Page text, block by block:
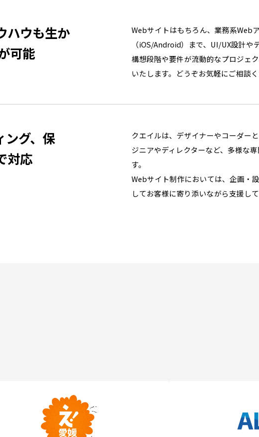
ハウも生か
可能
Webサイトはもちろん、業務系Web
（iOS/Android）まで、UI/UX設計や
構想段階や要件が流動的なプロジェ
いたします。どうぞお気軽にご相談く
ング、保
対応
クエイルは、デザイナーやコーダー
ジニアやディレクターなど、多様な
す。
Webサイト制作においては、企画・
してお客様に寄り添いながら支援して